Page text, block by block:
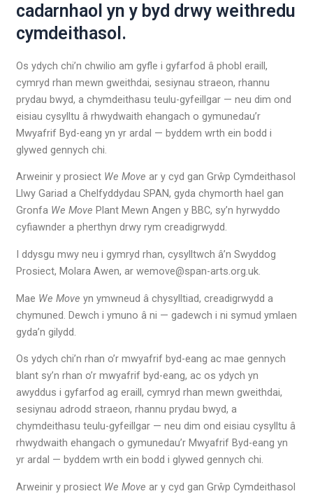
cadarnhaol yn y byd drwy weithredu
cymdeithasol.
Os ydych chi’n chwilio am gyfle i gyfarfod â phobl eraill,
cymryd rhan mewn gweithdai, sesiynau straeon, rhannu
prydau bwyd, a chymdeithasu teulu-gyfeillgar — neu dim ond
eisiau cysylltu â rhwydwaith ehangach o gymunedau’r
Mwyafrif Byd-eang yn yr ardal — byddem wrth ein bodd i
glywed gennych chi.
Arweinir y prosiect We Move ar y cyd gan Grŵp Cymdeithasol
Llwy Gariad a Chelfyddydau SPAN, gyda chymorth hael gan
Gronfa We Move Plant Mewn Angen y BBC, sy’n hyrwyddo
cyfiawnder a pherthyn drwy rym creadigrwydd.
I ddysgu mwy neu i gymryd rhan, cysylltwch â’n Swyddog
Prosiect, Molara Awen, ar wemove@span-arts.org.uk.
Mae We Move yn ymwneud â chysylltiad, creadigrwydd a
chymuned. Dewch i ymuno â ni — gadewch i ni symud ymlaen
gyda’n gilydd.
Os ydych chi’n rhan o’r mwyafrif byd-eang ac mae gennych
blant sy’n rhan o’r mwyafrif byd-eang, ac os ydych yn
awyddus i gyfarfod ag eraill, cymryd rhan mewn gweithdai,
sesiynau adrodd straeon, rhannu prydau bwyd, a
chymdeithasu teulu-gyfeillgar — neu dim ond eisiau cysylltu â
rhwydwaith ehangach o gymunedau’r Mwyafrif Byd-eang yn
yr ardal — byddem wrth ein bodd i glywed gennych chi.
Arweinir y prosiect We Move ar y cyd gan Grŵp Cymdeithasol